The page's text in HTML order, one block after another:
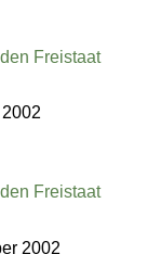
Freistaat
Freistaat
2002